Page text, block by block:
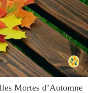
Mortes d’Automne